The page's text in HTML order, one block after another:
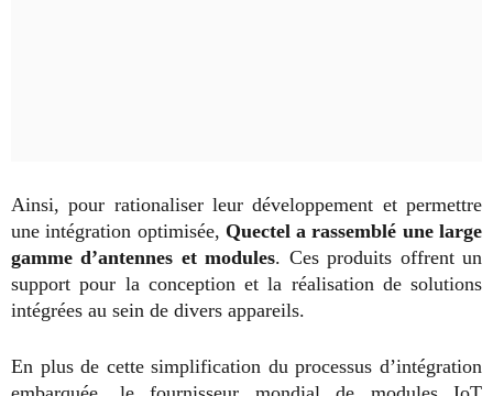
Ainsi, pour rationaliser leur développement et permettre
une intégration optimisée, Quectel a rassemblé une large
gamme d’antennes et modules. Ces produits offrent un
support pour la conception et la réalisation de solutions
intégrées au sein de divers appareils.
En plus de cette simplification du processus d’intégration